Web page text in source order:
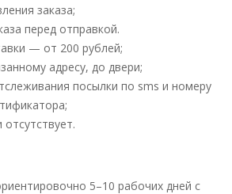
заказа;
перед отправкой.
— от 200 рублей;
адресу, до двери;
посылки по sms и номеру
отсутствует.
5–10 рабочих дней с